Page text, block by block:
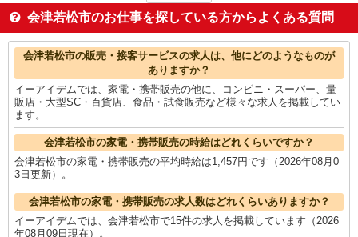
介護職・ヘルパー1,271円
看護師・保健師・看護助手・助産師 1,256円
一般・営業事務1,243円
会津若松市の他の職種の平均時給を見る
会津若松市のお仕事を探している方からよくある質問
会津若松市の販売・接客サービスの求人は、他にどのようなものが
ありますか？
イーアイデムでは、家電・携帯販売の他に、コンビニ・スーパー、量
販店・大型SC・百貨店、食品・試食販売など様々な求人を掲載してい
ます。
会津若松市の家電・携帯販売の時給はどれくらいですか？
会津若松市の家電・携帯販売の平均時給は1,457円です（2026年08月0
3日更新）。
会津若松市の家電・携帯販売の求人数はどれくらいありますか？
イーアイデムでは、会津若松市で15件の求人を掲載しています（2026
年08月09日現在）。